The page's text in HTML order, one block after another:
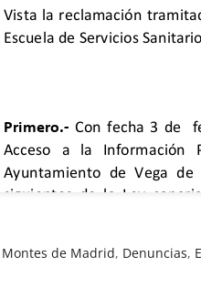
de Madrid, Denuncias,